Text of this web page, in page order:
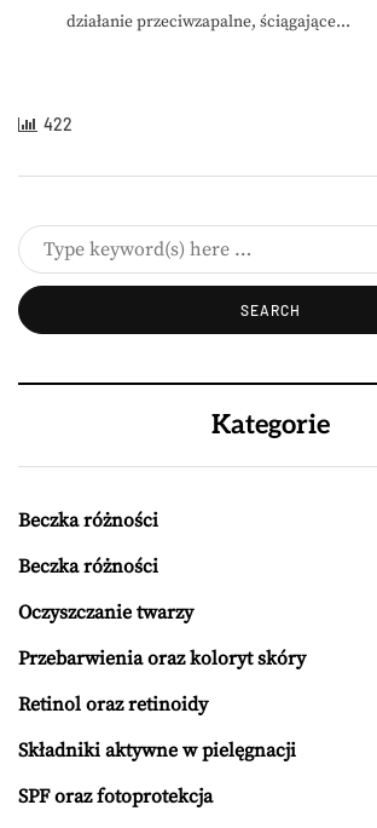
działanie przeciwzapalne, ściągające...
422
Kategorie
Beczka różności
Beczka różności
Oczyszczanie twarzy
Przebarwienia oraz koloryt skóry
Retinol oraz retinoidy
Składniki aktywne w pielęgnacji
SPF oraz fotoprotekcja